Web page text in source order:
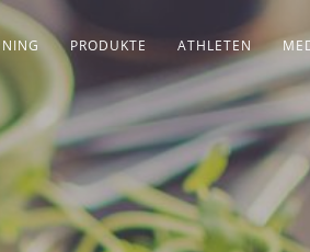
PRODUKTE ATHLETEN